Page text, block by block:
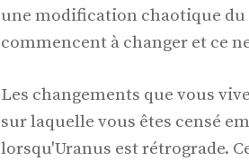
une modification chaotique du
commencent à changer et ce
Les changements que vous
sur laquelle vous êtes censé
lorsqu'Uranus est rétrograde.